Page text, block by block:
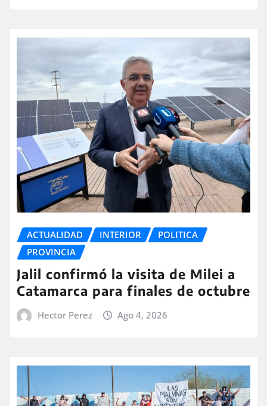
ACTUALIDAD INTERIOR
POLITICA
PROVINCIA
Jalil confirmó la visita de Milei a
Catamarca para finales de octubre
Hector Perez Ago 4, 2026